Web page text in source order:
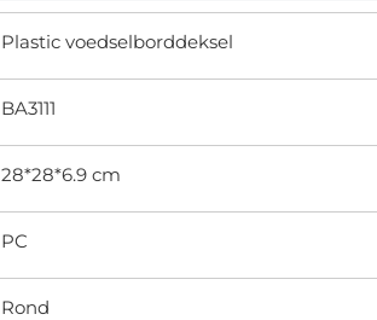
Plastic voedselborddeksel
BA3111
28*28*6.9 cm
PC
Rond